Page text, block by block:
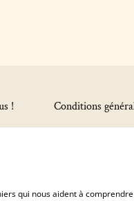
! Conditions
qui nous aident à